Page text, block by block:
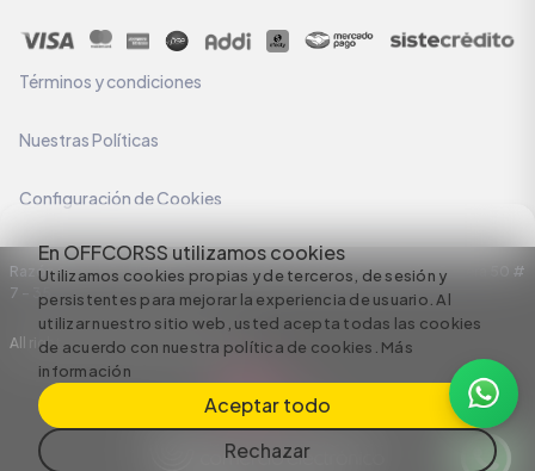
En OFFCORSS utilizamos cookies
Utilizamos cookies propias y de terceros, de sesión y
persistentes para mejorar la experiencia de usuario. Al
utilizar nuestro sitio web, usted acepta todas las cookies
de acuerdo con nuestra política de cookies. Más
información
Aceptar todo
Rechazar
Términos y condiciones
Nuestras Políticas
Configuración de Cookies
Razón Social: C.I HERMECO S.A. NIT: 890924167-6 Dirección: Carrera 50 #
7 – 35
All rights reserved empowered by